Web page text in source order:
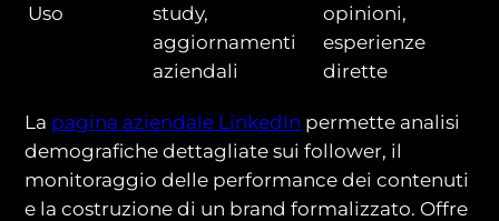
Uso
study,
aggiornamenti
aziendali
opinioni,
esperienze
dirette
La pagina aziendale LinkedIn permette analisi
demografiche dettagliate sui follower, il
monitoraggio delle performance dei contenuti
e la costruzione di un brand formalizzato. Offre